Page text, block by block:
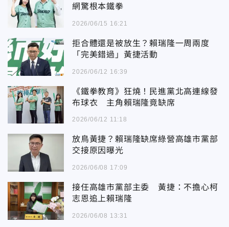
網驚根本鐵拳
2026/06/15 16:21
拒合體還是被放生？賴瑞隆一周兩度
「完美錯過」黃捷活動
2026/06/12 16:39
《鐵拳教育》狂燒！民進黨北高連線發
布球衣 主角賴瑞隆竟缺席
2026/06/12 11:18
放鳥黃捷？賴瑞隆缺席綠營高雄市黨部
交接原因曝光
2026/06/08 17:09
接任高雄市黨部主委 黃捷：不擔心柯
志恩追上賴瑞隆
2026/06/08 13:31